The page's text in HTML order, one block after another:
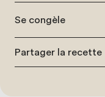
Se congèle
Partager la recette